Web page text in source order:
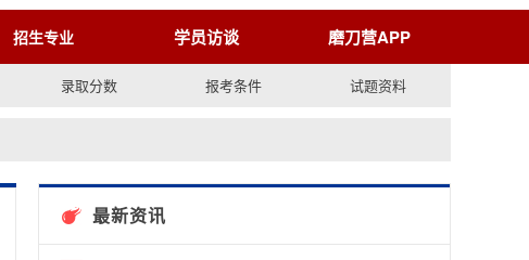
招生专业 学员访谈 磨刀营APP
录取分数 报考条件 试题资料
最新资讯